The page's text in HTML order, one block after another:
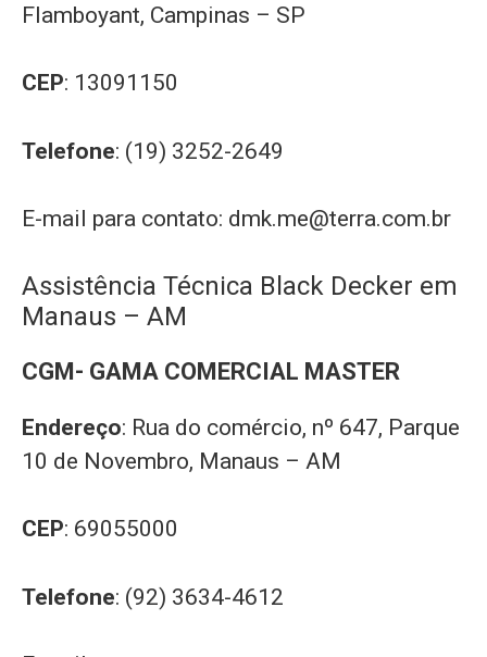
Flamboyant, Campinas – SP
CEP: 13091150
Telefone: (19) 3252-2649
E-mail para contato: dmk.me@terra.com.br
Assistência Técnica Black Decker em
Manaus – AM
CGM- GAMA COMERCIAL MASTER
Endereço: Rua do comércio, nº 647, Parque
10 de Novembro, Manaus – AM
CEP: 69055000
Telefone: (92) 3634-4612